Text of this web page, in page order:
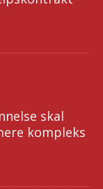
skal
kompleks